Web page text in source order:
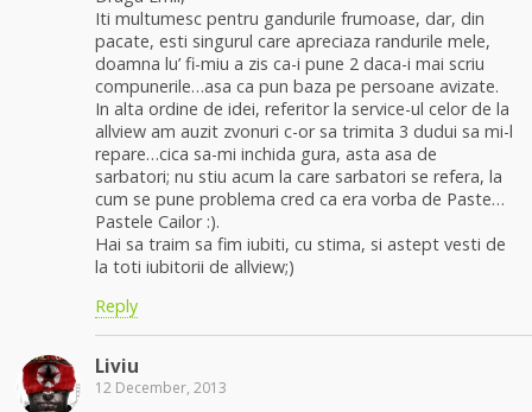
Iti multumesc pentru gandurile frumoase, dar, din
pacate, esti singurul care apreciaza randurile mele,
doamna lu’ fi-miu a zis ca-i pune 2 daca-i mai scriu
compunerile…asa ca pun baza pe persoane avizate.
In alta ordine de idei, referitor la service-ul celor de la
allview am auzit zvonuri c-or sa trimita 3 dudui sa mi-l
repare…cica sa-mi inchida gura, asta asa de
sarbatori; nu stiu acum la care sarbatori se refera, la
cum se pune problema cred ca era vorba de Paste…
Pastele Cailor :).
Hai sa traim sa fim iubiti, cu stima, si astept vesti de
la toti iubitorii de allview;)
Reply
Liviu
12 December, 2013